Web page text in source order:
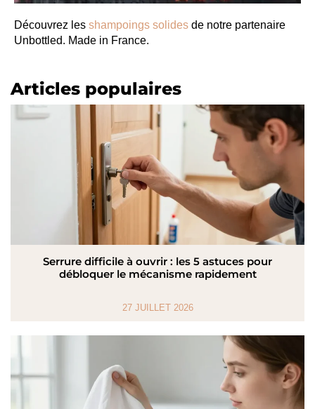
Découvrez les shampoings solides de notre partenaire
Unbottled. Made in France.
Articles populaires
Serrure difficile à ouvrir : les 5 astuces pour
débloquer le mécanisme rapidement
27 JUILLET 2026